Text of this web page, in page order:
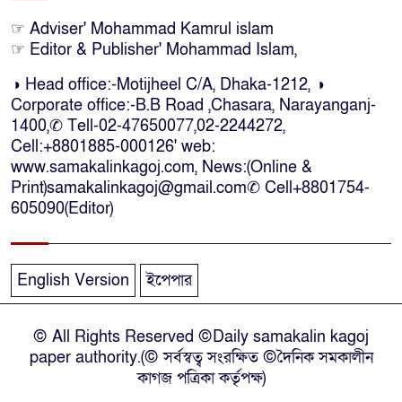
কক্সবাজারে কোস্টগার্ডের অভিযানে
দেশীয় মদসহ আটক-৪
দক্ষিণ আফ্রিকায় দোকানে আগুন, ৬
বাংলাদেশি নিহত
দৃষ্টিপ্রতিবন্ধী শিক্ষার্থী পাশে দাঁড়ালেন
নারায়ণগঞ্জে পুলিশ কর্মকর্তার ঝুলন্ত
মরদেহ উদ্ধার
নারায়ণগঞ্জে চরম গ্যাস সংকটে মুখ
থুবড়ে পড়েছে দেড়শ কলকারখানা
☞ Adviser' Mohammad Kamrul islam
☞ Editor & Publisher' Mohammad Islam,
◑ Head office:-Motijheel C/A, Dhaka-1212, ◑
Corporate office:-B.B Road ,Chasara, Narayanganj-
1400,✆ Tell-02-47650077,02-2244272,
Cell:+8801885-000126' web:
www.samakalinkagoj.com, News:(Online &
Print)samakalinkagoj@gmail.com✆ Cell+8801754-
605090(Editor)
English Version ইপেপার
© All Rights Reserved ©Daily samakalin kagoj
paper authority.(© সর্বস্বত্ব সংরক্ষিত ©দৈনিক সমকালীন
কাগজ পত্রিকা কর্তৃপক্ষ)